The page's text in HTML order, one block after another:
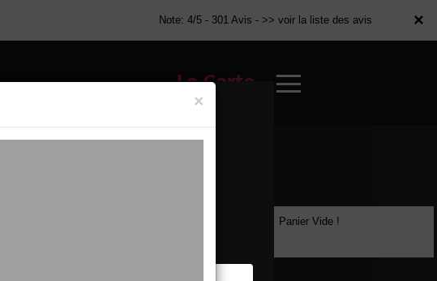
×
Note: 4/5 - 301 Avis - >> voir la liste des avis
La Carte
×
Panier Vide !
×